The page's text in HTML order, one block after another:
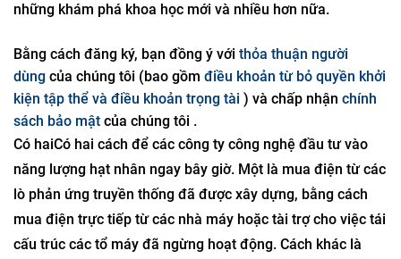
những khám phá khoa học mới và nhiều hơn nữa.
Bằng cách đăng ký, bạn đồng ý với thỏa thuận người
dùng của chúng tôi (bao gồm điều khoản từ bỏ quyền khởi
kiện tập thể và điều khoản trọng tài ) và chấp nhận chính
sách bảo mật của chúng tôi .
Có haiCó hai cách để các công ty công nghệ đầu tư vào
năng lượng hạt nhân ngay bây giờ. Một là mua điện từ các
lò phản ứng truyền thống đã được xây dựng, bằng cách
mua điện trực tiếp từ các nhà máy hoặc tài trợ cho việc tái
cấu trúc các tổ máy đã ngừng hoạt động. Cách khác là